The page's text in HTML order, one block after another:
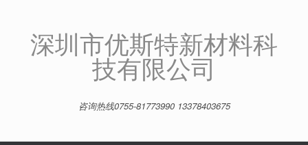
深圳市优斯特新材料科
技有限公司
咨询热线0755-81773990 13378403675